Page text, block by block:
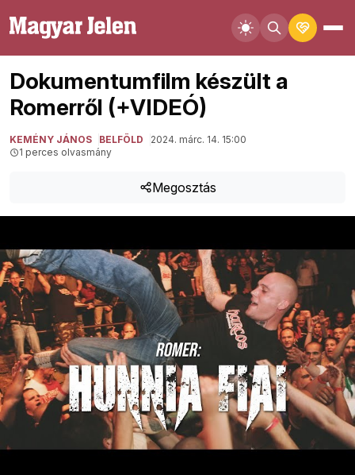
Dokumentumfilm készült a
Romerről (+VIDEÓ)
KEMÉNY JÁNOS BELFÖLD
2024. márc. 14. 15:00
1 perces olvasmány
Megosztás